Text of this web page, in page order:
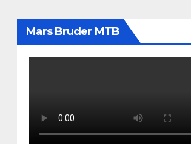
Mars Bruder MTB